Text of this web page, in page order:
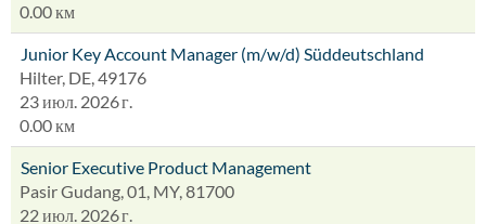
0.00 км
Junior Key Account Manager (m/w/d) Süddeutschland
Hilter, DE, 49176
23 июл. 2026 г.
0.00 км
Senior Executive Product Management
Pasir Gudang, 01, MY, 81700
22 июл. 2026 г.